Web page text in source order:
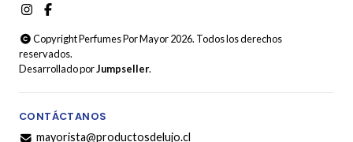
Copyright Perfumes Por Mayor 2026. Todos los derechos
reservados.
Desarrollado porJumpseller.
CONTÁCTANOS
mayorista@productosdelujo.cl